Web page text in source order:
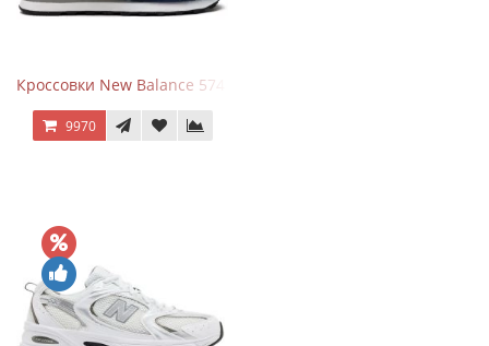
Кроссовки New Balance 574 Navy Blue Grey
9970